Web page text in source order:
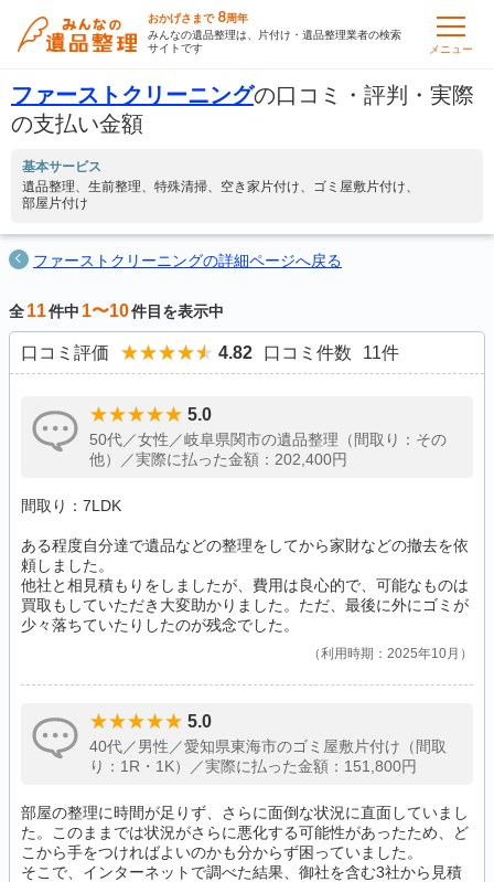
おかげさまで 8周年
みんなの遺品整理は、片付け・遺品整理業者の検索
サイトです
メニュー
ファーストクリーニングの口コミ・評判・実際
の支払い金額
基本サービス
遺品整理
生前整理 特殊清掃 空き家片付け
ゴミ屋敷片付け
部屋片付け
ファーストクリーニングの詳細ページへ戻る
全11件中 1〜10件目を表示中
口コミ評価 4.82 口コミ件数 11件
5.0
50代／女性／岐阜県関市の遺品整理（間取り：その
他）／実際に払った金額：202,400円
間取り：7LDK
ある程度自分達で遺品などの整理をしてから家財などの撤去を依
頼しました。
他社と相見積もりをしましたが、費用は良心的で、可能なものは
買取もしていただき大変助かりました。ただ、最後に外にゴミが
少々落ちていたりしたのが残念でした。
利用時期：2025年10月
5.0
40代／男性／愛知県東海市のゴミ屋敷片付け（間取
り：1R・1K）／実際に払った金額：151,800円
部屋の整理に時間が足りず、さらに面倒な状況に直面していまし
た。このままでは状況がさらに悪化する可能性があったため、ど
こから手をつければよいのかも分からず困っていました。
そこで、インターネットで調べた結果、御社を含む3社から見積